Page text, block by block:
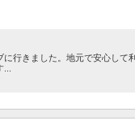
行きました。地元で安心して